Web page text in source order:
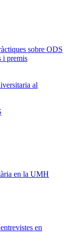
sobre ODS
i premis
al
en la UMH
en